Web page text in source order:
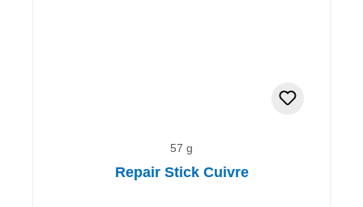
57 g
Repair Stick Cuivre